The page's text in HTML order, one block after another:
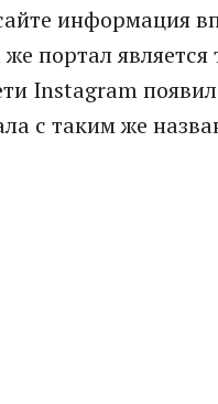
информация
портал является
Instagram
с таким же